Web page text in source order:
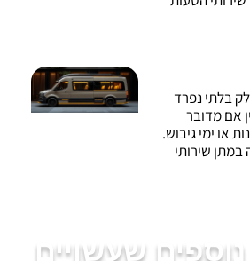
בלתי נפרד
אם מדובר
או ימי גיבוש.
שירותי
שעשויים